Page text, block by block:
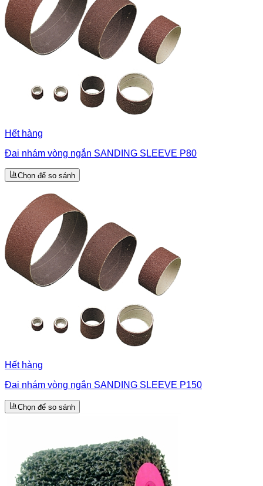
Hết hàng
Đai nhám vòng ngắn SANDING SLEEVE P80
Chọn để so sánh
Hết hàng
Đai nhám vòng ngắn SANDING SLEEVE P150
Chọn để so sánh